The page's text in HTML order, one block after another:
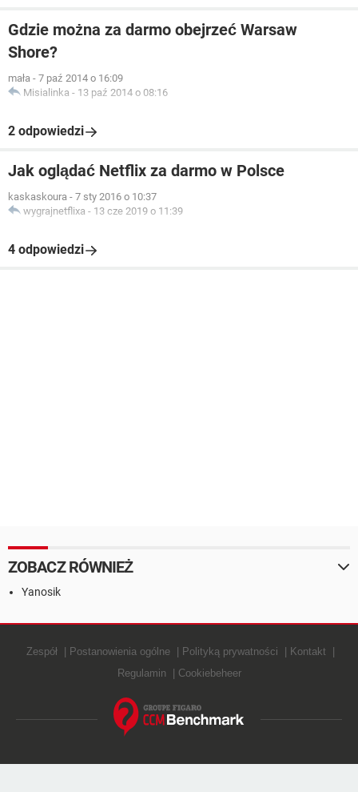
Gdzie można za darmo obejrzeć Warsaw
Shore?
mała - 7 paź 2014 o 16:09
Misialinka - 13 paź 2014 o 08:16
2 odpowiedzi
Jak oglądać Netflix za darmo w Polsce
kaskaskoura - 7 sty 2016 o 10:37
wygrajnetflixa - 13 cze 2019 o 11:39
4 odpowiedzi
ZOBACZ RÓWNIEŻ
Yanosik
Zespół Postanowienia ogólne Polityką prywatności
Kontakt
Regulamin
Cookiebeheer